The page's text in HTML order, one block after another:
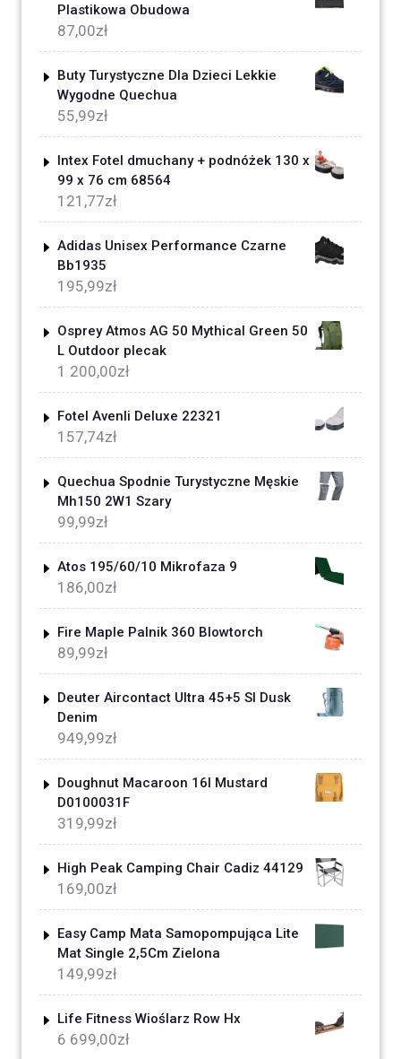
Plastikowa Obudowa
87,00zł
Buty Turystyczne Dla Dzieci Lekkie
Wygodne Quechua
55,99zł
Intex Fotel dmuchany + podnóżek 130 x
99 x 76 cm 68564
121,77zł
Adidas Unisex Performance Czarne
Bb1935
195,99zł
Osprey Atmos AG 50 Mythical Green 50
L Outdoor plecak
1 200,00zł
Fotel Avenli Deluxe 22321
157,74zł
Quechua Spodnie Turystyczne Męskie
Mh150 2W1 Szary
99,99zł
Atos 195/60/10 Mikrofaza 9
186,00zł
Fire Maple Palnik 360 Blowtorch
89,99zł
Deuter Aircontact Ultra 45+5 Sl Dusk
Denim
949,99zł
Doughnut Macaroon 16l Mustard
D0100031F
319,99zł
High Peak Camping Chair Cadiz 44129
169,00zł
Easy Camp Mata Samopompująca Lite
Mat Single 2,5Cm Zielona
149,99zł
Life Fitness Wioślarz Row Hx
6 699,00zł